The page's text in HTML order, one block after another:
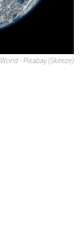
World - Pixabay (skeeze)